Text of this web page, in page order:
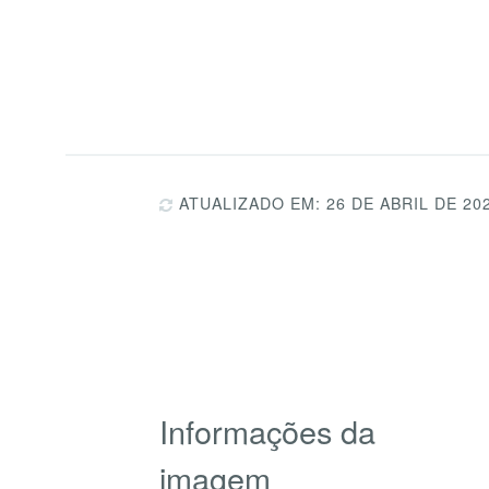
ATUALIZADO EM: 26 DE ABRIL DE
Informações da
imagem